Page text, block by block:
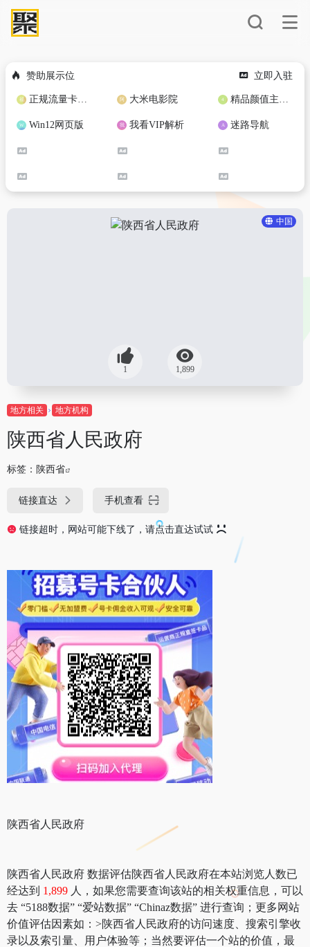
赞助展示位 立即入驻
正规流量卡免费加盟合作 大米电影院 精品颜值主播定制
Win12网页版 我看VIP解析 迷路导航
中国
1 1,899
地方相关 地方机构
陕西省人民政府
标签： 陕西省
链接直达 手机查看
链接超时，网站可能下线了，请点击直达试试
陕西省人民政府
陕西省人民政府 数据评估陕西省人民政府在本站浏览人数已
经达到 1,899 人，如果您需要查询该站的相关权重信息，可以
去 “5188数据” “爱站数据” “Chinaz数据” 进行查询；更多网站
价值评估因素如：>陕西省人民政府的访问速度、搜索引擎收
录以及索引量、用户体验等；当然要评估一个站的价值，最